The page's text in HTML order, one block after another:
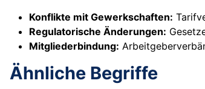
Konflikte mit Gewerkschaften:
Regulatorische Änderungen:
Mitgliederbindung:
Ähnliche Begriffe